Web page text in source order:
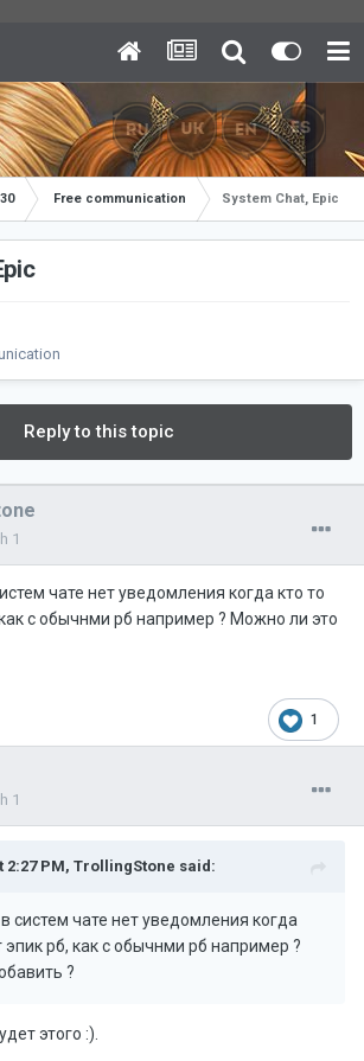
Free communication System Chat, Epic
Reply to this topic
1
чате нет уведомления когда кто то
с обычнми рб например ? Можно ли это
1
1
2:27 PM, TrollingStone said:
систем чате нет уведомления когда
эпик рб, как с обычнми рб например ?
?
этого :).